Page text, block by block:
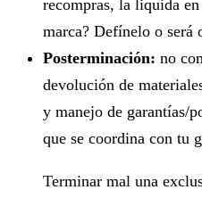
recompras, la liquida
marca? Defínelo o será
Posterminación: no
devolución de
y manejo de garantías/
que se coordina con tu
Terminar mal una